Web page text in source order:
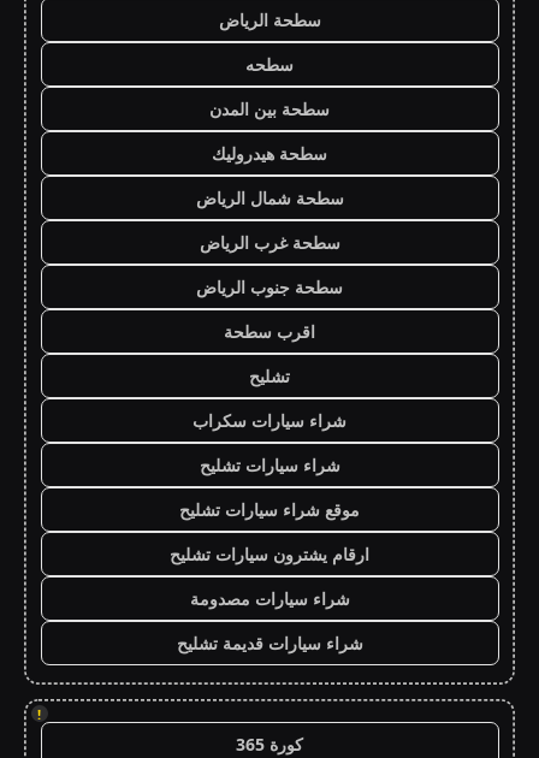
سطحة الرياض
سطحه
سطحة بين المدن
سطحة هيدروليك
سطحة شمال الرياض
سطحة غرب الرياض
سطحة جنوب الرياض
اقرب سطحة
تشليح
شراء سيارات سكراب
شراء سيارات تشليح
موقع شراء سيارات تشليح
ارقام يشترون سيارات تشليح
شراء سيارات مصدومة
شراء سيارات قديمة تشليح
!
كورة 365